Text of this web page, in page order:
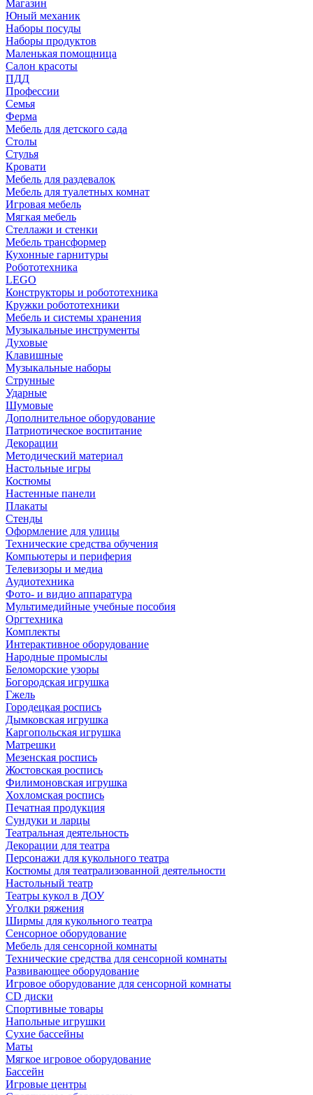
Магазин
Юный механик
Наборы посуды
Наборы продуктов
Маленькая помощница
Салон красоты
ПДД
Профессии
Семья
Ферма
Мебель для детского сада
Столы
Cтулья
Кровати
Мебель для раздевалок
Мебель для туалетных комнат
Игровая мебель
Мягкая мебель
Стеллажи и стенки
Мебель трансформер
Кухонные гарнитуры
Робототехника
LEGO
Конструкторы и робототехника
Кружки робототехники
Мебель и системы хранения
Музыкальные инструменты
Духовые
Клавишные
Музыкальные наборы
Струнные
Ударные
Шумовые
Дополнительное оборудование
Патриотическое воспитание
Декорации
Методический материал
Настольные игры
Костюмы
Настенные панели
Плакаты
Стенды
Оформление для улицы
Технические средства обучения
Компьютеры и периферия
Телевизоры и медиа
Аудиотехника
Фото- и видио аппаратура
Мультимедийные учебные пособия
Оргтехника
Комплекты
Интерактивное оборудование
Народные промыслы
Беломорские узоры
Богородская игрушка
Гжель
Городецкая роспись
Дымковская игрушка
Каргопольская игрушка
Матрешки
Мезенская роспись
Жостовская роспись
Филимоновская игрушка
Хохломская роспись
Печатная продукция
Сундуки и ларцы
Театральная деятельность
Декорации для театра
Персонажи для кукольного театра
Костюмы для театрализованной деятельности
Настольный театр
Театры кукол в ДОУ
Уголки ряжения
Ширмы для кукольного театра
Сенсорное оборудование
Мебель для сенсорной комнаты
Технические средства для сенсорной комнаты
Развивающее оборудование
Игровое оборудование для сенсорной комнаты
CD диски
Спортивные товары
Напольные игрушки
Сухие бассейны
Маты
Мягкое игровое оборудование
Бассейн
Игровые центры